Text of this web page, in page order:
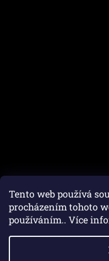
Tento web používá
procházením tohoto
používáním.. Více